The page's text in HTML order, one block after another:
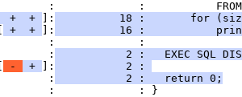
:             :
+ + ]:
18 :       for
+ + ]:
16 :
:             :
:
2 :   EXEC SQL
- + ]:
           2 :
:
           2 :   return 0;
:             : }